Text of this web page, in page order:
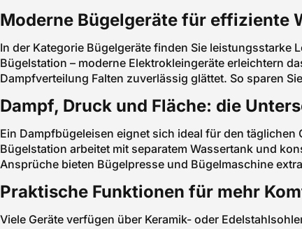
Moderne Bügelgeräte für effiziente
In der Kategorie Bügelgeräte finden Sie
Bügelstation – moderne Elektrokleingeräte erleichtern
Dampfverteilung Falten zuverlässig glättet. So sparen
Dampf, Druck und Fläche: die
Ein Dampfbügeleisen eignet sich ideal für den
Bügelstation arbeitet mit separatem Wassertank und
Ansprüche bieten Bügelpresse und Bügelmaschine
Praktische Funktionen für mehr
Viele Geräte verfügen über Keramik- oder